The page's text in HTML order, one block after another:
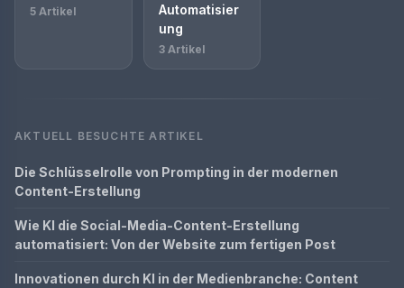
5 Artikel
Automatisier
ung
3 Artikel
AKTUELL BESUCHTE ARTIKEL
Die Schlüsselrolle von Prompting in der modernen
Content-Erstellung
Wie KI die Social-Media-Content-Erstellung
automatisiert: Von der Website zum fertigen Post
Innovationen durch KI in der Medienbranche: Content